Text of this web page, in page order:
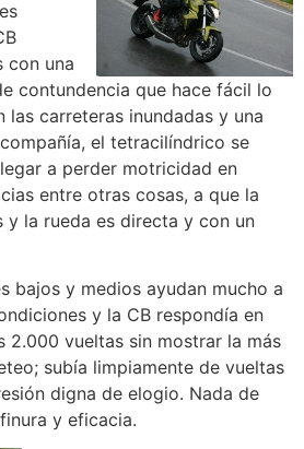
con una
contundencia que hace fácil lo
las carreteras inundadas y una
el tetracilíndrico se
a perder motricidad en
entre otras cosas, a que la
y la rueda es directa y con un
bajos y medios ayudan mucho a
y la CB respondía en
2.000 vueltas sin mostrar la más
subía limpiamente de vueltas
digna de elogio. Nada de
y eficacia.